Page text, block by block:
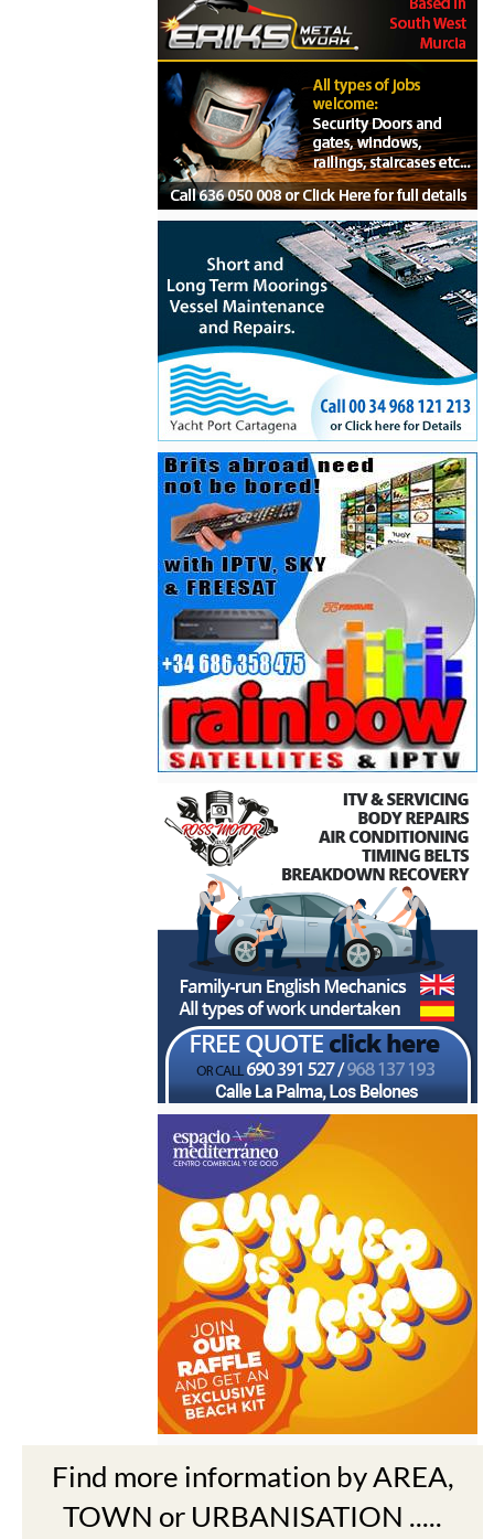
Find more information by AREA,
TOWN or URBANISATION .....